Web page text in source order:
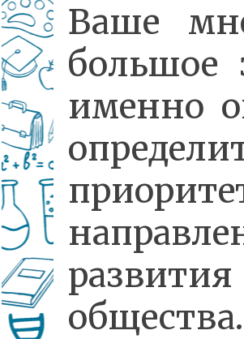
Ваше
большое
именно
общества.